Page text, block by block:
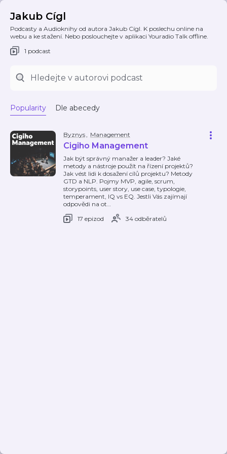
Jakub Cígl
Podcasty a Audioknihy od autora Jakub Cígl. K poslechu online na
webu a ke stažení. Nebo poslouchejte v aplikaci Youradio Talk offline.
1 podcast
Popularity Dle abecedy
Byznys, Management
Cigiho Management
Jak být správný manažer a leader? Jaké
metody a nástroje použít na řízení projektů?
Jak vést lidi k dosažení cílů projektu? Metody
GTD a NLP. Pojmy MVP, agile, scrum,
storypoints, user story, use case, typologie,
temperament, IQ vs EQ. Jestli Vás zajímají
odpovědi na ot…
17 epizod
34 odběratelů